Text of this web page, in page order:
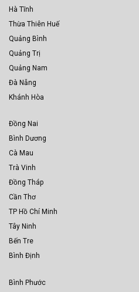
Hà Tĩnh
Thừa Thiên Huế
Quảng Bình
Quảng Trị
Quảng Nam
Đà Nẵng
Khánh Hòa
Đồng Nai
Bình Dương
Cà Mau
Trà Vinh
Đồng Tháp
Cần Thơ
TP Hồ Chí Minh
Tây Ninh
Bến Tre
Bình Định
Bình Phước